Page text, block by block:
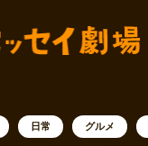
日常 グルメ